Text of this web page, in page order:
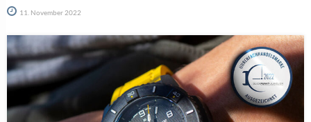
11. November 2022